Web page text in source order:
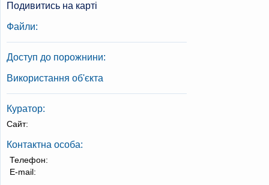
Подивитись на карті
Файли:
Доступ до порожнини:
Використання об'єкта
Куратор:
Сайт:
Контактна особа:
Телефон:
E-mail: